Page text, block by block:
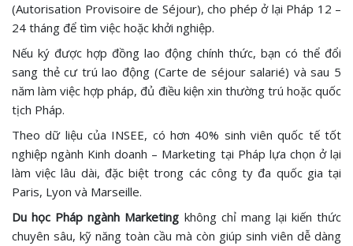
(Autorisation Provisoire de Séjour), cho phép ở lại Pháp 12 –
24 tháng để tìm việc hoặc khởi nghiệp.
Nếu ký được hợp đồng lao động chính thức, bạn có thể đổi
sang thẻ cư trú lao động (Carte de séjour salarié) và sau 5
năm làm việc hợp pháp, đủ điều kiện xin thường trú hoặc quốc
tịch Pháp.
Theo dữ liệu của INSEE, có hơn 40% sinh viên quốc tế tốt
nghiệp ngành Kinh doanh – Marketing tại Pháp lựa chọn ở lại
làm việc lâu dài, đặc biệt trong các công ty đa quốc gia tại
Paris, Lyon và Marseille.
Du học Pháp ngành Marketing không chỉ mang lại kiến thức
chuyên sâu, kỹ năng toàn cầu mà còn giúp sinh viên dễ dàng